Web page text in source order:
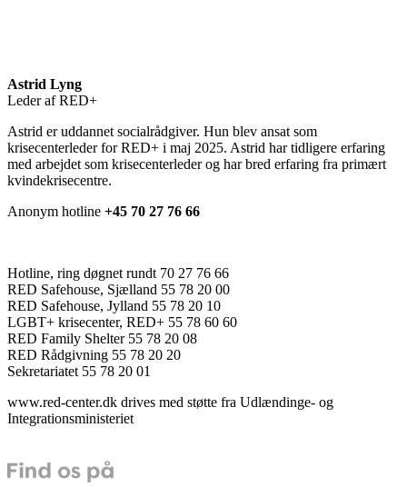
Astrid Lyng
Leder af RED+
Astrid er uddannet socialrådgiver. Hun blev ansat som
krisecenterleder for RED+ i maj 2025. Astrid har tidligere erfaring
med arbejdet som krisecenterleder og har bred erfaring fra primært
kvindekrisecentre.
Anonym hotline +45 70 27 76 66
Hotline, ring døgnet rundt 70 27 76 66
RED Safehouse, Sjælland 55 78 20 00
RED Safehouse, Jylland 55 78 20 10
LGBT+ krisecenter, RED+ 55 78 60 60
RED Family Shelter 55 78 20 08
RED Rådgivning 55 78 20 20
Sekretariatet 55 78 20 01
www.red-center.dk drives med støtte fra Udlændinge- og
Integrationsministeriet